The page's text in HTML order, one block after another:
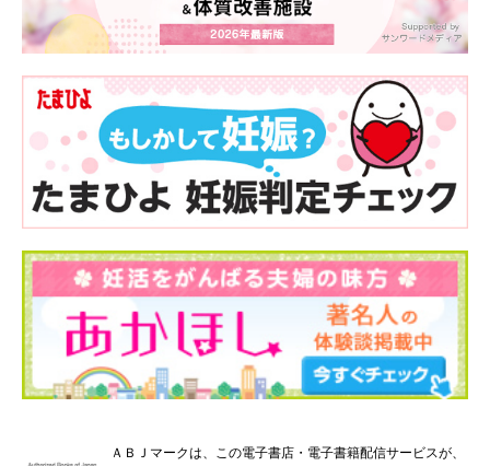
ＡＢＪマークは、この電子書店・電子書籍配信サービスが、